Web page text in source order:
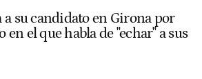
a su candidato en Girona por
el que habla de "echar" a sus